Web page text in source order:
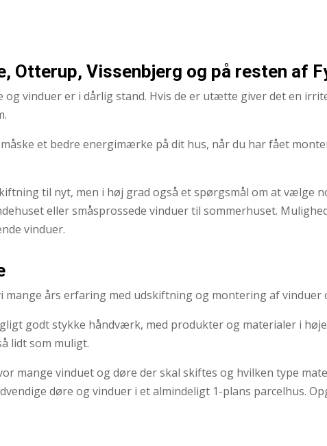
Otterup, Vissenbjerg og på resten af
vinduer er i dårlig stand. Hvis de er utætte giver det en
et bedre energimærke på dit hus, når du har fået
til nyt, men i høj grad også et spørgsmål om at vælge
eller småsprossede vinduer til sommerhuset.
vinduer.
mange års erfaring med udskiftning og montering af vinduer
godt stykke håndværk, med produkter og materialer i
lidt som muligt.
mange vinduet og døre der skal skiftes og hvilken type
døre og vinduer i et almindeligt 1-plans parcelhus.